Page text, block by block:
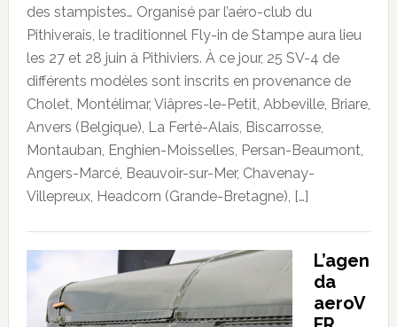
des stampistes… Organisé par l’aéro-club du
Pithiverais, le traditionnel Fly-in de Stampe aura lieu
les 27 et 28 juin à Pithiviers. À ce jour, 25 SV-4 de
différents modèles sont inscrits en provenance de
Cholet, Montélimar, Viâpres-le-Petit, Abbeville, Briare,
Anvers (Belgique), La Ferté-Alais, Biscarrosse,
Montauban, Enghien-Moisselles, Persan-Beaumont,
Angers-Marcé, Beauvoir-sur-Mer, Chavenay-
Villepreux, Headcorn (Grande-Bretagne), […]
L’agen
da
aeroV